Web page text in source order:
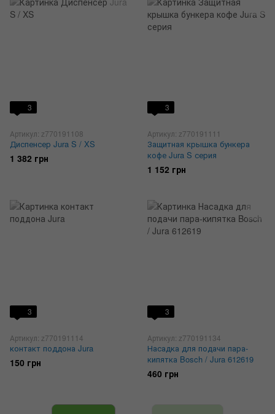
3
Артикул: z770191108
Диспенсер Jura S / XS
1 382 грн
3
Артикул: z770191111
Защитная крышка бункера
кофе Jura S серия
1 152 грн
3
Артикул: z770191114
контакт поддона Jura
150 грн
3
Артикул: z770191134
Насадка для подачи пара-
кипятка Bosch / Jura 612619
460 грн